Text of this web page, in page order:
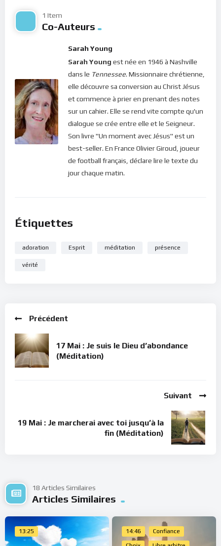
1 Item
Co-Auteurs
Sarah Young
Sarah Young est née en 1946 à Nashville
dans le Tennessee. Missionnaire chrétienne,
elle découvre sa conversion au Christ Jésus
et commence à prier en prenant des notes
sur un cahier. Elle se rend vite compte qu'un
dialogue se crée entre elle et le Seigneur.
Son livre "Un moment avec Jésus" est un
best-seller. En France Olivier Giroud, joueur
de football français, déclare lire le texte du
jour chaque matin.
Étiquettes
adoration Esprit méditation présence
vérité
Précédent
17 Mai : Je suis le Dieu d’abondance
(Méditation)
Suivant
19 Mai : Je marcherai avec toi jusqu’à la
fin (Méditation)
18 Articles Similaires
Articles Similaires
13:25 14:46 Confiance